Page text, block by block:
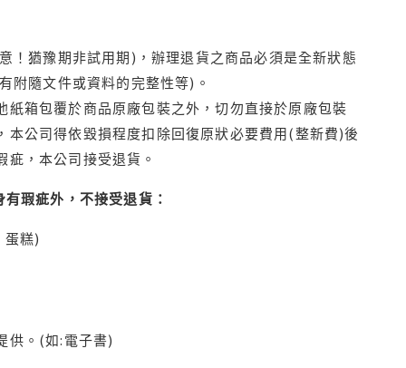
！猶豫期非試用期)，辦理退貨之商品必須是全新狀態
附隨文件或資料的完整性等)。
箱包覆於商品原廠包裝之外，切勿直接於原廠包裝
公司得依毀損程度扣除回復原狀必要費用(整新費)後
，本公司接受退貨。
瑕疵外，不接受退貨：
蛋糕)
供。(如:電子書)